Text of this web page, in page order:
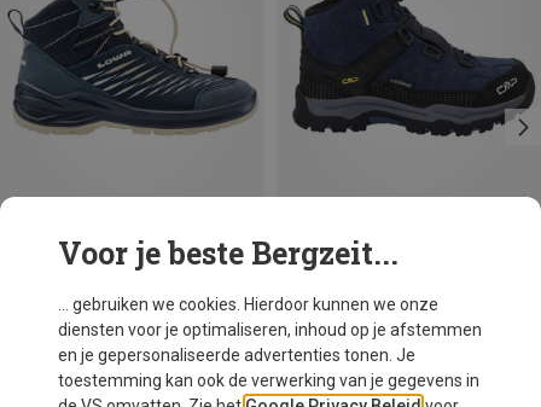
+1 Maten
Kinderen Zirrox II GTX Mid Schoenen
€ 109,95
Voor je beste Bergzeit...
... gebruiken we cookies. Hierdoor kunnen we onze
diensten voor je optimaliseren, inhoud op je afstemmen
en je gepersonaliseerde advertenties tonen. Je
toestemming kan ook de verwerking van je gegevens in